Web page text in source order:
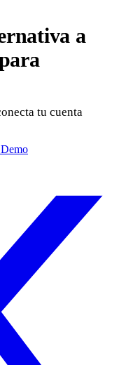
a
tu cuenta